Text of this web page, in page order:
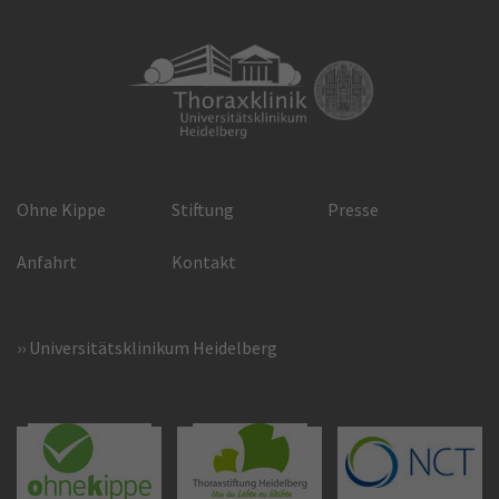
Ohne Kippe Stiftung Presse
Anfahrt Kontakt
Universitätsklinikum Heidelberg